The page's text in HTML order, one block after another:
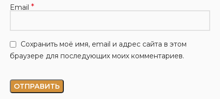
Email *
Сохранить моё имя, email и адрес сайта в этом
браузере для последующих моих комментариев.